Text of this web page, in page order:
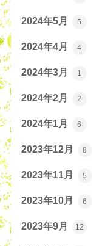
2024年5月 5
2024年4月 4
2024年3月 1
2024年2月 2
2024年1月 6
2023年12月 8
2023年11月 5
2023年10月 6
2023年9月 12